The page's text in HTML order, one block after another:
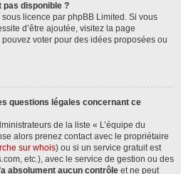
pas disponible ?
licence par phpBB Limited. Si vous
d’être ajoutée, visitez la page
voter pour des idées proposées ou
questions légales concernant ce
de la liste « L’équipe du
alors prenez contact avec le propriétaire
sur whois) ou si un service gratuit est
etc.), avec le service de gestion ou des
absolument aucun contrôle et ne peut